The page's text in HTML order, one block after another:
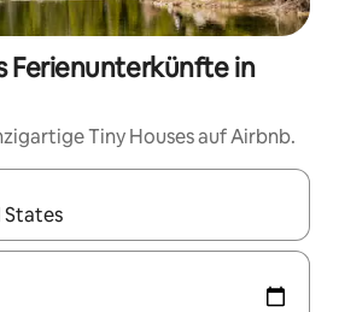
Ferienunterkünfte in
Tiny Houses auf Airbnb.
sind, navigiere mit den